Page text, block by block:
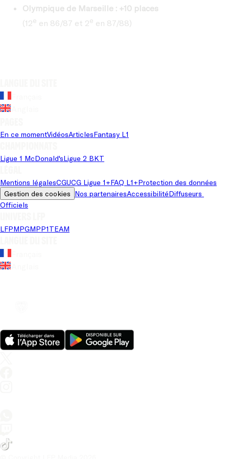
Olympique de Marseille : +10 places
(12e en 86/87 et 2e en 87/88)
En ce momentVidéosArticlesFantasy L1
Ligue 1 McDonald'sLigue 2 BKT
Mentions légalesCGUCG Ligue 1+FAQ L1+Protection des données
Gestion des cookies Nos partenairesAccessibilitéDiffuseurs
Officiels
LFPMPGMPP1TEAM